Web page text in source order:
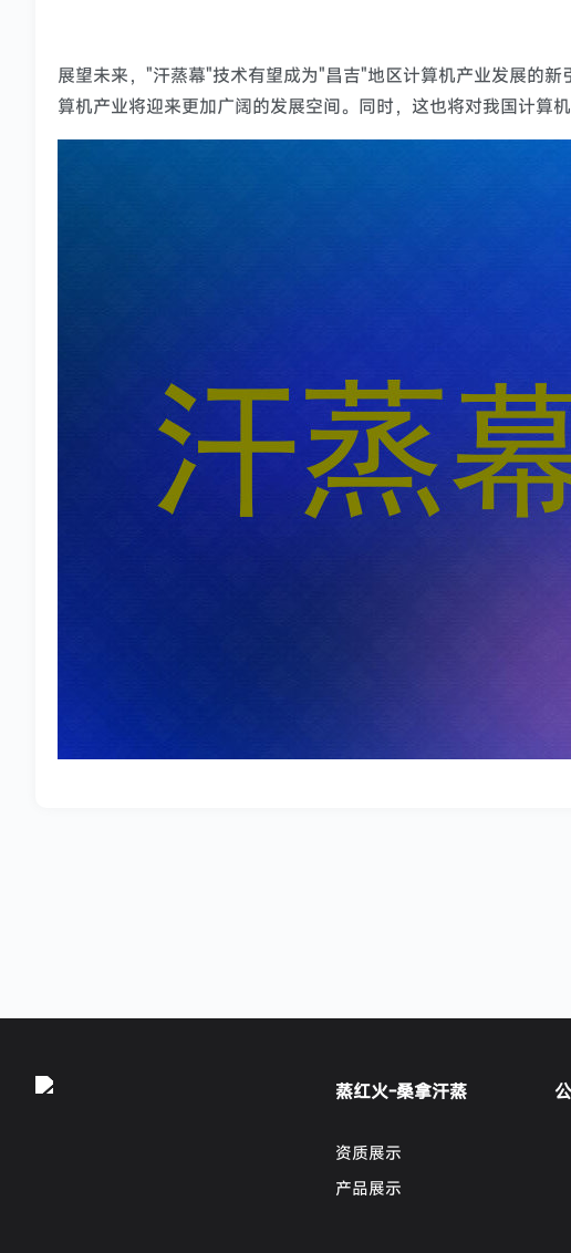
展望未来，"汗蒸幕"技术有望成为"昌吉"地区计算机产业发展的
算机产业将迎来更加广阔的发展空间。同时，这也将对我国计算
蒸红火-桑拿汗蒸
资质展示
产品展示